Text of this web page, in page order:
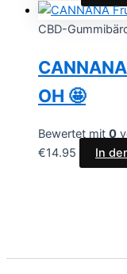
CBD-
OH 🤩
Bewertet mit 0
€14.95 In